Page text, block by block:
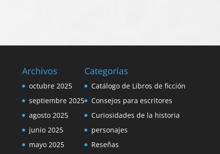
Archivos
octubre 2025
septiembre 2025
agosto 2025
junio 2025
mayo 2025
Categorías
Catálogo de Libros de ficción
Consejos para escritores
Curiosidades de la historia
personajes
Reseñas